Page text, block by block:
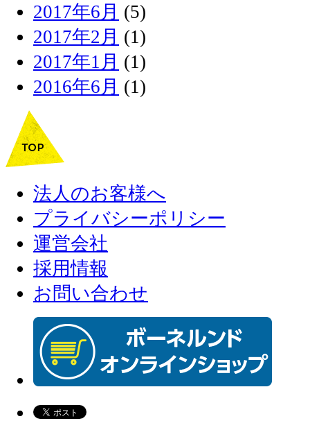
2017年6月 (5)
2017年2月 (1)
2017年1月 (1)
2016年6月 (1)
法人のお客様へ
プライバシーポリシー
運営会社
採用情報
お問い合わせ